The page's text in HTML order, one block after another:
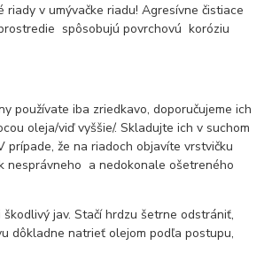
riady v umývačke riadu! Agresívne čistiace
spôsobujú povrchovú koróziu
používate iba zriedkavo, doporučujeme ich
oleja/viď vyššie/. Skladujte ich v suchom
prípade, že na riadoch objavíte vrstvičku
nesprávneho a nedokonale ošetreného
jav. Stačí hrdzu šetrne odstrániť,
dôkladne natrieť olejom podľa postupu,